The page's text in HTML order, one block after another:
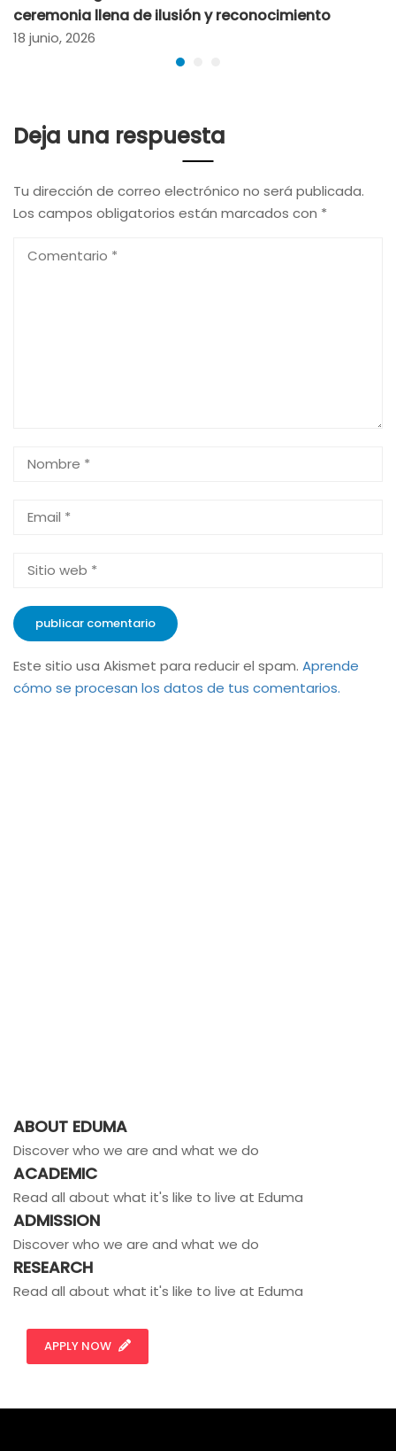
ceremonia llena de ilusión y reconocimiento
18 junio, 2026
Deja una respuesta
Tu dirección de correo electrónico no será publicada.
Los campos obligatorios están marcados con *
Este sitio usa Akismet para reducir el spam. Aprende
cómo se procesan los datos de tus comentarios.
ABOUT EDUMA
Discover who we are and what we do
ACADEMIC
Read all about what it's like to live at Eduma
ADMISSION
Discover who we are and what we do
RESEARCH
Read all about what it's like to live at Eduma
APPLY NOW